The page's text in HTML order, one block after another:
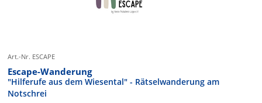
Art.-Nr. ESCAPE
Escape-Wanderung
"Hilferufe aus dem Wiesental" - Rätselwanderung am
Notschrei